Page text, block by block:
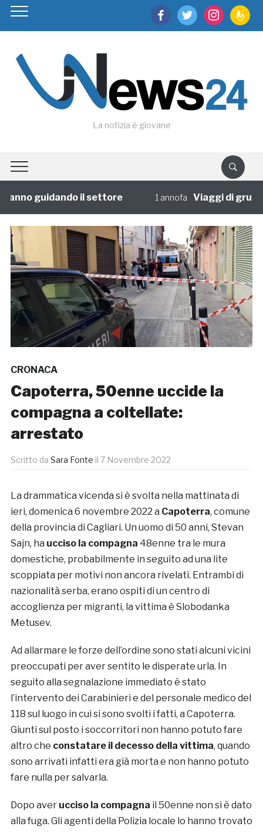
facebooktwitter instagram
La notizia è giovane
guidando il settore 1 annofa Viaggi di gruppo:
CRONACA
Capoterra, 50enne uccide la
compagna a coltellate:
arrestato
Scritto da Sara Fonte il 7 Novembre 2022
La drammatica vicenda si è svolta nella mattinata di
ieri, domenica 6 novembre 2022 a Capoterra, comune
della provincia di Cagliari. Un uomo di 50 anni, Stevan
Sajn, ha ucciso la compagna 48enne tra le mura
domestiche, probabilmente in seguito ad una lite
scoppiata per motivi non ancora rivelati. Entrambi di
nazionalità serba, erano ospiti di un centro di
accoglienza per migranti, la vittima è Slobodanka
Metusev.
Ad allarmare le forze dell’ordine sono stati alcuni vicini
preoccupati per aver sentito le disperate urla. In
seguito alla segnalazione immediato è stato
l’intervento dei Carabinieri e del personale medico del
118 sul luogo in cui si sono svolti i fatti, a Capoterra.
Giunti sul posto i soccorritori non hanno potuto fare
altro che constatare il decesso della vittima, quando
sono arrivati infatti era già morta e non hanno potuto
fare nulla per salvarla.
Dopo aver ucciso la compagna il 50enne non si è dato
alla fuga. Gli agenti della Polizia locale lo hanno trovato